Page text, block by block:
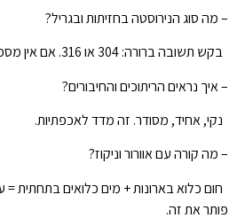
– מה סוג הנירוסטה בחזיתות ובגריל?
בקש תשובה ברורה: 304 או 316. אם אין מספר, תבקש מפרט.
– איך נראים הריתוכים והחיבורים?
נקי, אחיד, מסודר. זה מדד לאכפתיות.
– מה קורה עם אוורור וניקוז?
חום כלוא בארונות + מים כלואים בתחתית =
פותר את זה.